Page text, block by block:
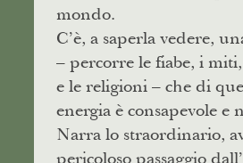
mondo.
C’è, a saperla vedere,
– percorre le fiabe, i
e le religioni – che di
energia è consapevole e
Narra lo straordinario,
pericoloso passaggio